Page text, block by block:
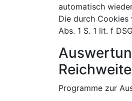
automatisch
Die durch
Abs. 1 S. 1 lit. f
Programme zur